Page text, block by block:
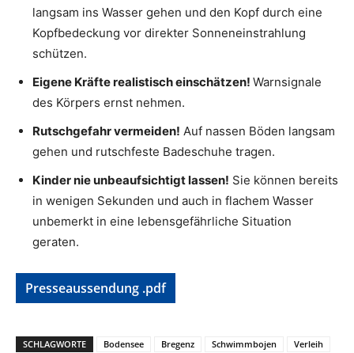
langsam ins Wasser gehen und den Kopf durch eine
Kopfbedeckung vor direkter Sonneneinstrahlung
schützen.
Eigene Kräfte realistisch einschätzen! Warnsignale
des Körpers ernst nehmen.
Rutschgefahr vermeiden! Auf nassen Böden langsam
gehen und rutschfeste Badeschuhe tragen.
Kinder nie unbeaufsichtigt lassen! Sie können bereits
in wenigen Sekunden und auch in flachem Wasser
unbemerkt in eine lebensgefährliche Situation
geraten.
Presseaussendung .pdf
SCHLAGWORTE Bodensee Bregenz Schwimmbojen Verleih